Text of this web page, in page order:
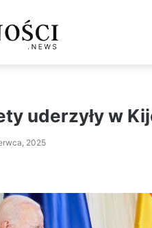
uderzyły w
2025